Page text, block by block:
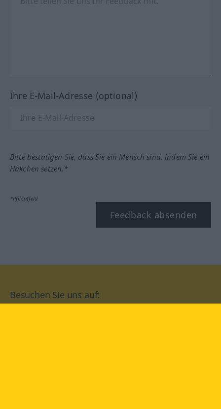
Ihre E-Mail-Adresse (optional)
Bitte bestätigen Sie, dass Sie ein Mensch sind, indem Sie ein
Häkchen setzen.*
*Pflichtfeld
Feedback absenden
Besuchen Sie uns auf: